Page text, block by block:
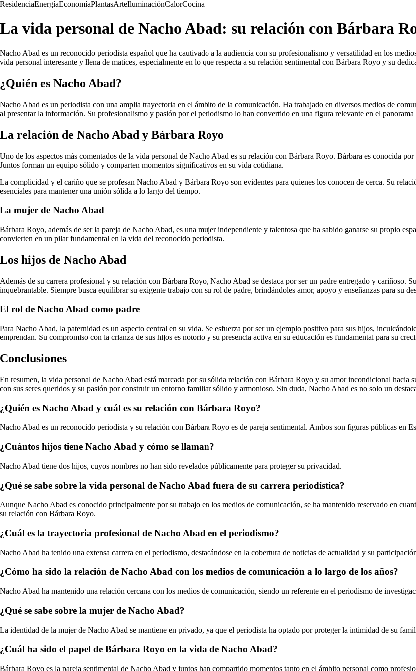
ResidenciaEnergíaEconomíaPlantasArteIluminaciónCalorCocina
La vida personal de Nacho Abad: su relación con Bárbara
Nacho Abad es un reconocido periodista español que ha cautivado a la audiencia con su profesionalismo y versatilidad en los
vida personal interesante y llena de matices, especialmente en lo que respecta a su relación sentimental con Bárbara Royo y su
¿Quién es Nacho Abad?
Nacho Abad es un periodista con una amplia trayectoria en el ámbito de la comunicación. Ha trabajado en diversos medios de
al presentar la información. Su profesionalismo y pasión por el periodismo lo han convertido en una figura relevante en el panorama
La relación de Nacho Abad y Bárbara Royo
Uno de los aspectos más comentados de la vida personal de Nacho Abad es su relación con Bárbara Royo. Bárbara es conocida
Juntos forman un equipo sólido y comparten momentos significativos en su vida cotidiana.
La complicidad y el cariño que se profesan Nacho Abad y Bárbara Royo son evidentes para quienes los conocen de cerca. Su
esenciales para mantener una unión sólida a lo largo del tiempo.
La mujer de Nacho Abad
Bárbara Royo, además de ser la pareja de Nacho Abad, es una mujer independiente y talentosa que ha sabido ganarse su propio
convierten en un pilar fundamental en la vida del reconocido periodista.
Los hijos de Nacho Abad
Además de su carrera profesional y su relación con Bárbara Royo, Nacho Abad se destaca por ser un padre entregado y cariñoso.
inquebrantable. Siempre busca equilibrar su exigente trabajo con su rol de padre, brindándoles amor, apoyo y enseñanzas para su
El rol de Nacho Abad como padre
Para Nacho Abad, la paternidad es un aspecto central en su vida. Se esfuerza por ser un ejemplo positivo para sus hijos,
emprendan. Su compromiso con la crianza de sus hijos es notorio y su presencia activa en su educación es fundamental para su
Conclusiones
En resumen, la vida personal de Nacho Abad está marcada por su sólida relación con Bárbara Royo y su amor incondicional
con sus seres queridos y su pasión por construir un entorno familiar sólido y armonioso. Sin duda, Nacho Abad es no solo un
¿Quién es Nacho Abad y cuál es su relación con Bárbara Royo?
Nacho Abad es un reconocido periodista y su relación con Bárbara Royo es de pareja sentimental. Ambos son figuras públicas en
¿Cuántos hijos tiene Nacho Abad y cómo se llaman?
Nacho Abad tiene dos hijos, cuyos nombres no han sido revelados públicamente para proteger su privacidad.
¿Qué se sabe sobre la vida personal de Nacho Abad fuera de su carrera periodística?
Aunque Nacho Abad es conocido principalmente por su trabajo en los medios de comunicación, se ha mantenido reservado en
su relación con Bárbara Royo.
¿Cuál es la trayectoria profesional de Nacho Abad en el periodismo?
Nacho Abad ha tenido una extensa carrera en el periodismo, destacándose en la cobertura de noticias de actualidad y su
¿Cómo ha sido la relación de Nacho Abad con los medios de comunicación a lo largo de los años?
Nacho Abad ha mantenido una relación cercana con los medios de comunicación, siendo un referente en el periodismo de
¿Qué se sabe sobre la mujer de Nacho Abad?
La identidad de la mujer de Nacho Abad se mantiene en privado, ya que el periodista ha optado por proteger la intimidad de su
¿Cuál ha sido el papel de Bárbara Royo en la vida de Nacho Abad?
Bárbara Royo es la pareja sentimental de Nacho Abad y juntos han compartido momentos tanto en el ámbito personal como